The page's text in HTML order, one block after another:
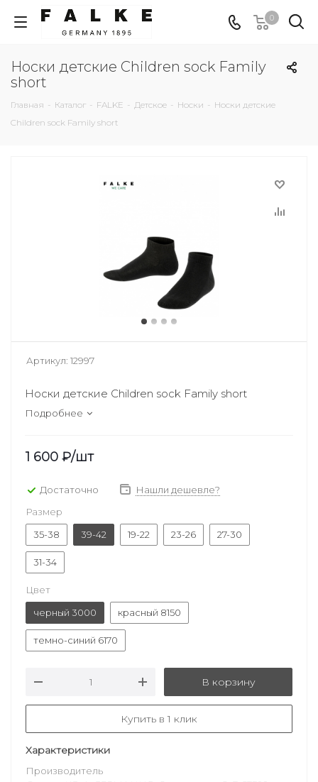
0
Носки детские Children sock Family
short
Главная - Каталог - FALKE - Детское - Носки - Носки детские
Children sock Family short
Артикул: 12997
Носки детские Children sock Family short
Подробнее
1 600 ₽/шт
Достаточно
Нашли дешевле?
Размер
35-38
39-42 19-22 23-26 27-30
31-34
Цвет
черный 3000
красный 8150
темно-синий 6170
В корзину
Купить в 1 клик
Характеристики
Производитель